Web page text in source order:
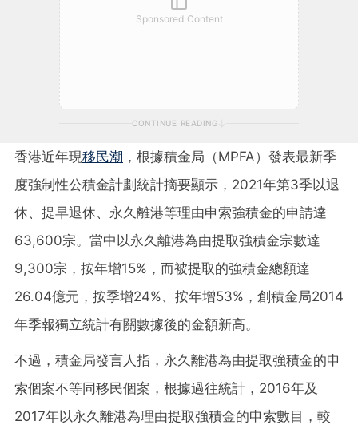
Sponsored Content
CONTINUE READING
香港近年現移民潮 ，根據積金局（MPFA）發表最新季
度強制性公積金計劃統計摘要顯示，2021年第3季以退
休、提早退休、永久離港等理由申索強積金的申請達
63,600宗。當中以永久離港為由提取強積金宗數達
9,300宗，按年增15%，而被提取的強積金總額達
26.04億元，按季增24%、按年增53%，創積金局2014
年季報獨立統計有關數據後的金額新高。
不過，積金局發言人指，永久離港為由提取強積金的申
索個案不等同移民個案，根據過往統計，2016年及
2017年以永久離港為理由提取強積金的申索數目，較